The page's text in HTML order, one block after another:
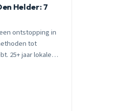
Helder: 7
ontstopping in
tot
25+ jaar lokale